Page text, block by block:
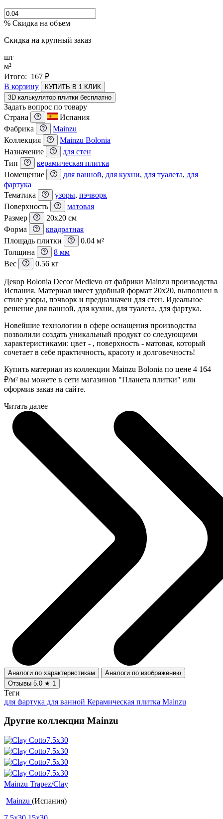
% Скидка на объем
Скидка на крупный заказ
шт
м²
Итого: 167 ₽
В корзину
КУПИТЬ В 1 КЛИК
3D калькулятор плитки бесплатно
Задать вопрос по товару
Страна
Испания
Фабрика
Mainzu
Коллекция
Mainzu Bolonia
Назначение
для стен
Тип
керамическая плитка
Помещение
для ванной, для кухни, для туалета, для
фартука
Тематика
узоры, пэчворк
Поверхность
матовая
Размер
20x20 см
Форма
квадратная
Площадь плитки
0.04 м²
Толщина
8 мм
Вес
0.56 кг
Декор Bolonia Decor Medievo от фабрики Mainzu производства
Испания. Материал имеет удобный формат 20x20, выполнен в
стиле узоры, пэчворк и предназначен для стен. Идеальное
решение для ванной, для кухни, для туалета, для фартука.
Новейшие технологии в сфере оснащения производства
позволили создать уникальный продукт со следующими
характеристиками: цвет - , поверхность - матовая, который
сочетает в себе практичность, красоту и долговечность!
Купить материал из коллекции Mainzu Bolonia по цене 4 164
₽/м² вы можете в сети магазинов "Планета плитки" или
оформив заказ на сайте.
Читать далее
Аналоги по характеристикам
Аналоги по изображению
Отзывы 5.0 ★ 1
Теги
для фартука для ванной Керамическая плитка Mainzu
Другие коллекции Mainzu
Mainzu Trapez/Clay
Mainzu (Испания)